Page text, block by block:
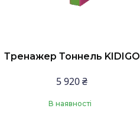
Тренажер Тоннель KIDIGO
5 920 ₴
В наявності